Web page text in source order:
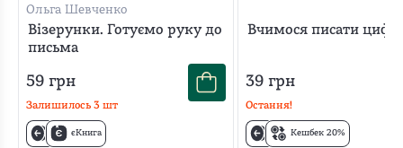
Ольга Шевченко
Візерунки. Готуємо руку до
письма
59 грн
Залишилось 3 шт
єКнига
Вчимося писати
39грн
Остання!
Кешбек 20%